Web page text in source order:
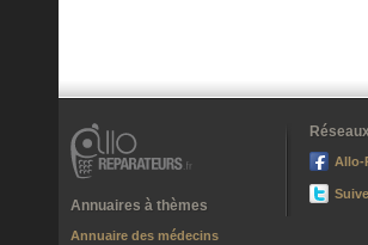
Annuaires à thèmes
Annuaire des médecins
Allo-